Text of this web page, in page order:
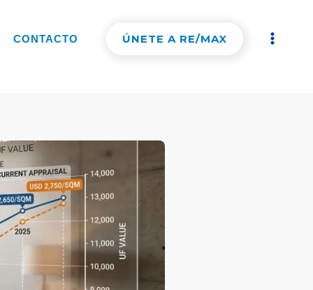
CONTACTO ÚNETE A RE/MAX